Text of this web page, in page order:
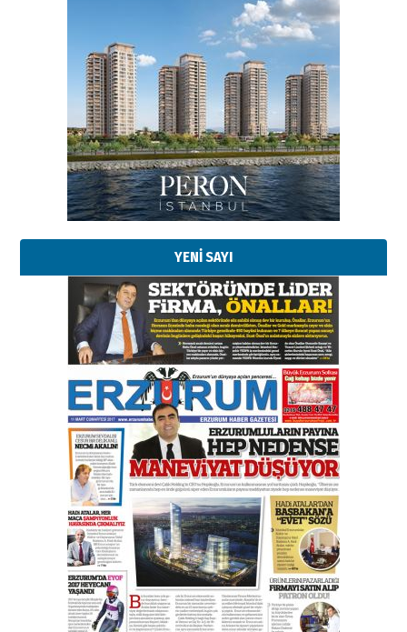
YENİ SAYI
Esat BİNDESEN
Başkan Sekmen’den Erzurum’a
bir vizyon proje daha!
02 Ağustos 2026 Pazar
Kadir SABUNCUOĞLU
Erzurumspor’un köşe taşları
29 Haziran 2026 Pazartesi
Kenan GÜLERCİ
Murat Şahsuvaroğlu ERKON’da
çıtayı yukarı taşırken,
yönetimdekiler aşağı
çekmemeli!
17 Şubat 2026 SalıOrhan BOZKURT